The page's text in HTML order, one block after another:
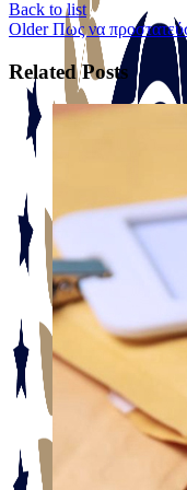
Back to list
Older Πως να
Related Posts